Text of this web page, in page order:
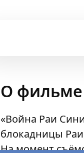
О фильме
«Война Раи
блокадницы
На момент